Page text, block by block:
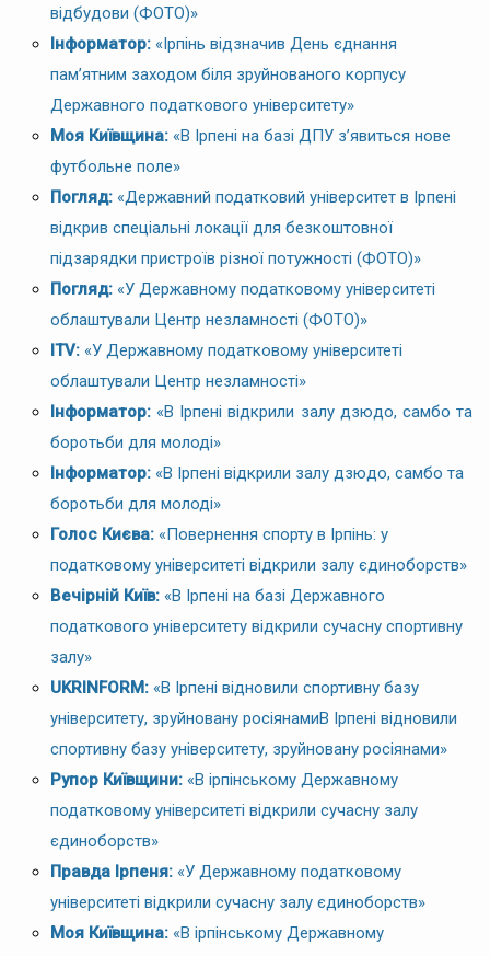
відбудови (ФОТО)»
Інформатор: «Ірпінь відзначив День єднання
пам’ятним заходом біля зруйнованого корпусу
Державного податкового університету»
Моя Київщина: «В Ірпені на базі ДПУ з’явиться нове
футбольне поле»
Погляд: «Державний податковий університет в Ірпені
відкрив спеціальні локації для безкоштовної
підзарядки пристроїв різної потужності (ФОТО)»
Погляд: «У Державному податковому університеті
облаштували Центр незламності (ФОТО)»
ITV: «У Державному податковому університеті
облаштували Центр незламності»
Інформатор: «В Ірпені відкрили залу дзюдо, самбо та
боротьби для молоді»
Інформатор: «В Ірпені відкрили залу дзюдо, самбо та
боротьби для молоді»
Голос Києва: «Повернення спорту в Ірпінь: у
податковому університеті відкрили залу єдиноборств»
Вечірній Київ: «В Ірпені на базі Державного
податкового університету відкрили сучасну спортивну
залу»
UKRINFORM: «В Ірпені відновили спортивну базу
університету, зруйновану росіянамиВ Ірпені відновили
спортивну базу університету, зруйновану росіянами»
Рупор Київщини: «В ірпінському Державному
податковому університеті відкрили сучасну залу
єдиноборств»
Правда Ірпеня: «У Державному податковому
університеті відкрили сучасну залу єдиноборств»
Моя Київщина: «В ірпінському Державному